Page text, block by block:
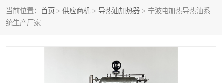
当前位置： 首页 > 供应商机 > 导热油加热器 > 宁波电加热导热油系
统生产厂家